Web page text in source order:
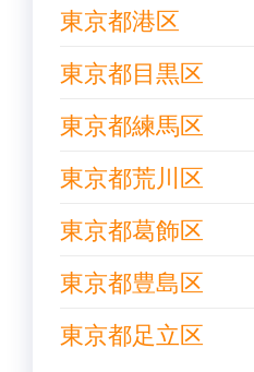
東京都港区
東京都目黒区
東京都練馬区
東京都荒川区
東京都葛飾区
東京都豊島区
東京都足立区